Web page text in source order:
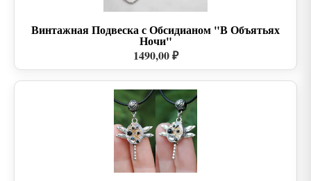
Винтажная Подвеска с Обсидианом "В Объятьях
Ночи"
1490,00 ₽